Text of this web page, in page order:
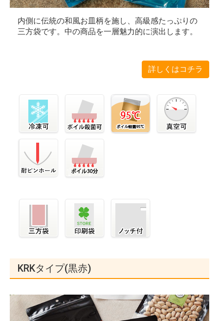
内側に伝統の和風お皿柄を施し、高級感たっぷりの
三方袋です。中の商品を一層魅力的に演出します。
詳しくはコチラ
KRKタイプ(黒赤)